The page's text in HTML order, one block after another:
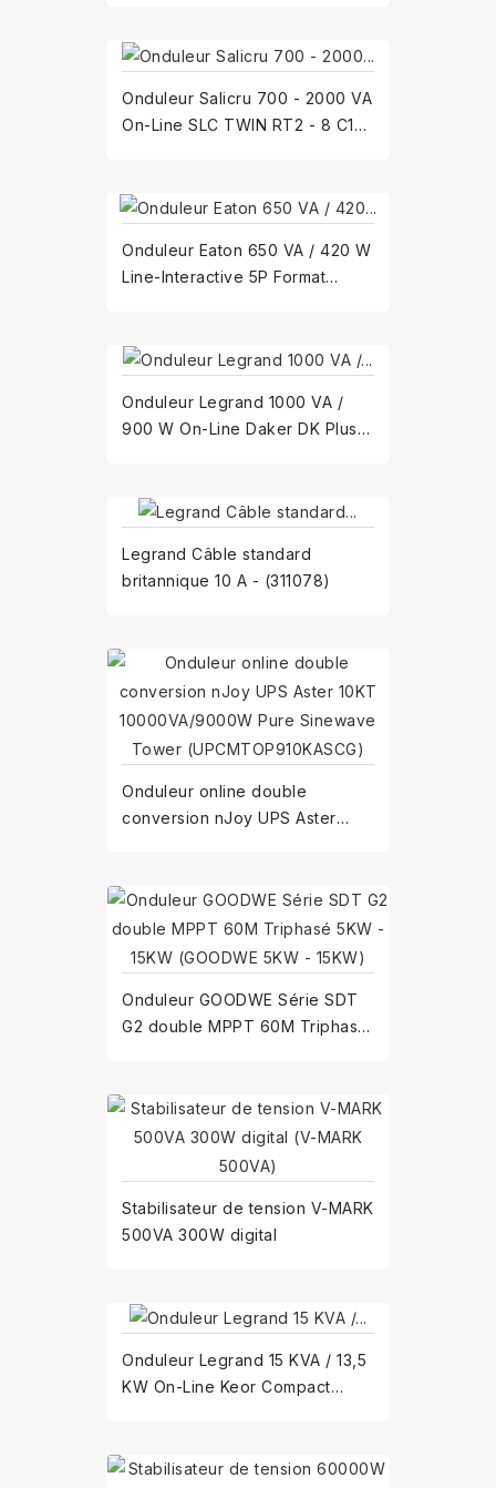
Onduleur Salicru 700 - 2000 VA
On-Line SLC TWIN RT2 - 8 C13
Onduleur Eaton 650 VA / 420 W
Line-Interactive 5P Format
Onduleur Legrand 1000 VA /
900 W On-Line Daker DK Plus -
Legrand Câble standard
britannique 10 A - (311078)
Onduleur online double
conversion nJoy UPS Aster
Onduleur GOODWE Série SDT
G2 double MPPT 60M Triphasé
Stabilisateur de tension V-MARK
500VA 300W digital
Onduleur Legrand 15 KVA / 13,5
KW On-Line Keor Compact